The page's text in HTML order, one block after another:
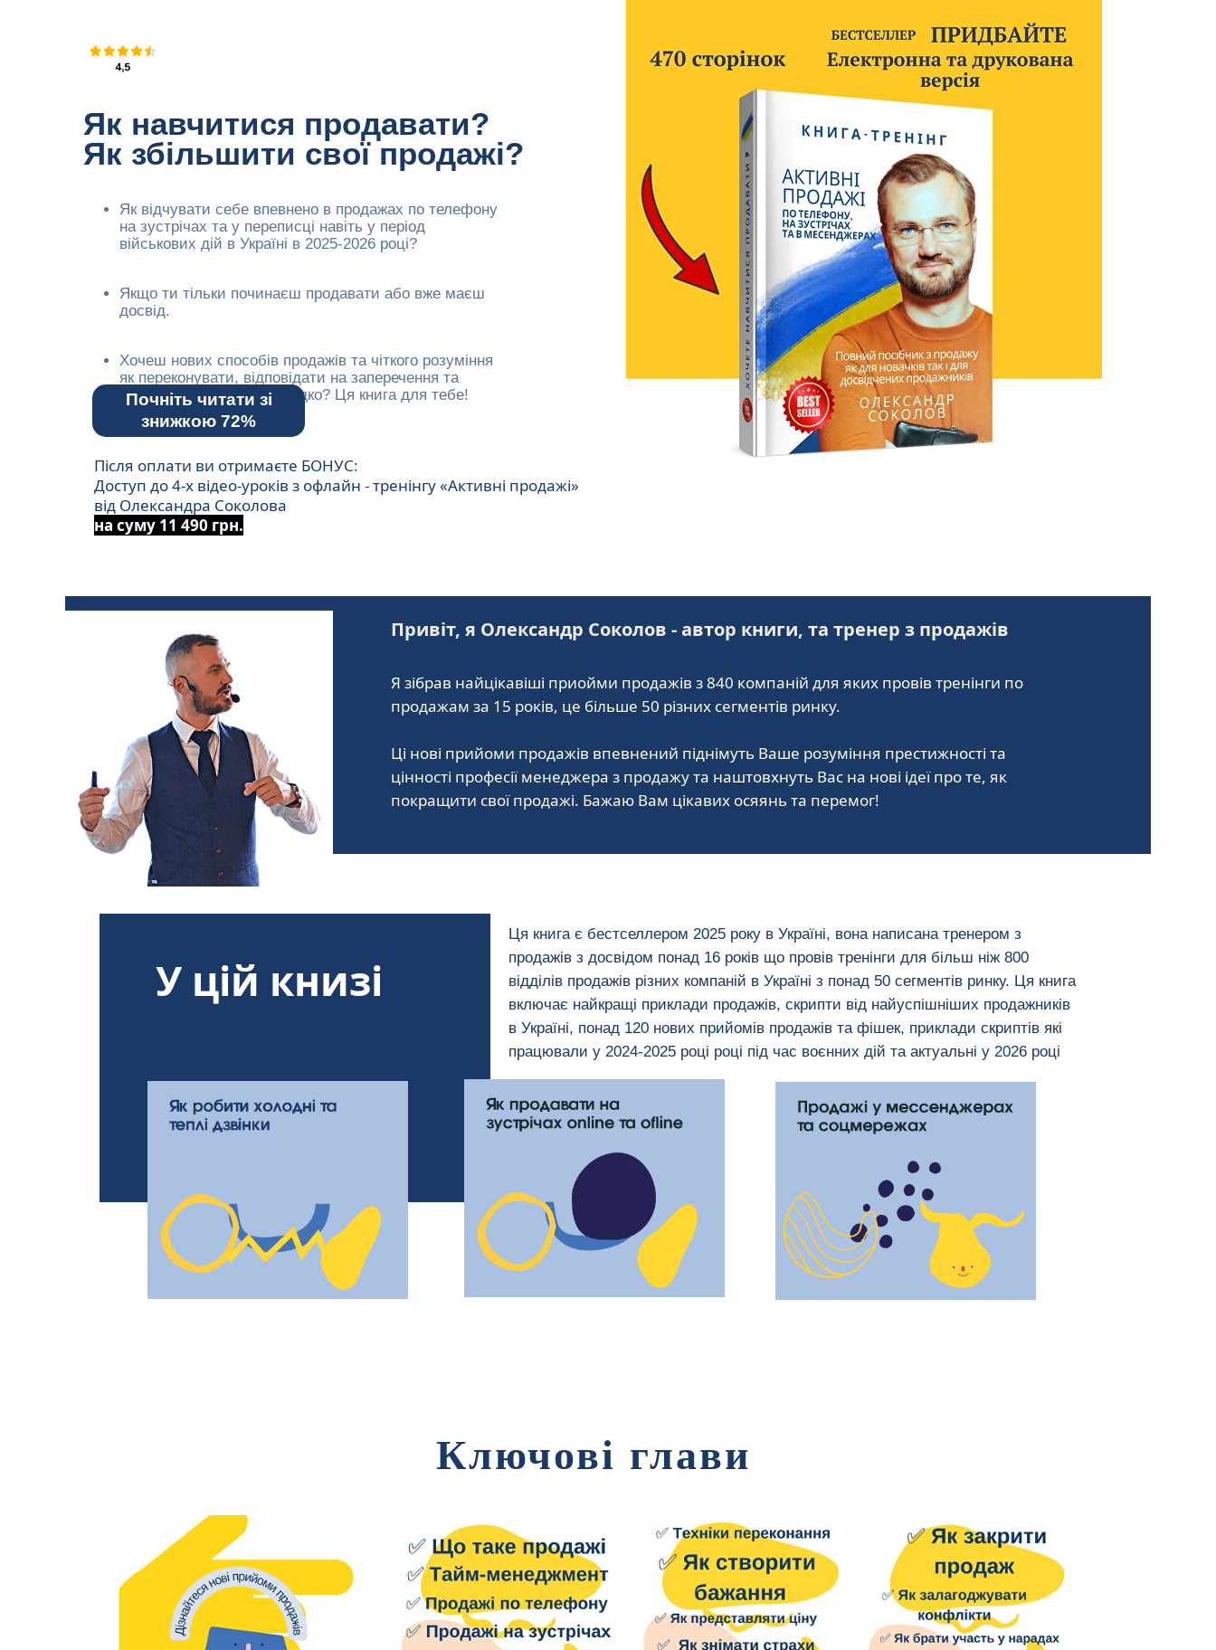
Як навчитися продавати?
Як збільшити свої продажі?
Як відчувати себе впевнено в продажах по телефону
на зустрічах та у переписці навіть у період
військових дій в Україні в 2025-2026 році?
Якщо ти тільки починаєш продавати або вже маєш
досвід.
Хочеш нових способів продажів та чіткого розуміння
як переконувати, відповідати на заперечення та
продавати багато та швидко? Ця книга для тебе!
Почніть читати зі
знижкою 72%
Після оплати ви отримаєте БОНУС:
Доступ до 4-х відео-уроків з офлайн - тренінгу «Активні продажі»
від Олександра Соколова
на суму 11 490 грн.
Привіт, я Олександр Соколов - автор книги, та тренер з продажів
Я зібрав найцікавіші приойми продажів з 840 компаній для яких провів тренінги по
продажам за 15 років, це більше 50 різних сегментів ринку.
Ці нові прийоми продажів впевнений піднімуть Ваше розуміння престижності та
цінності професії менеджера з продажу та наштовхнуть Вас на нові ідеї про те, як
покращити свої продажі. Бажаю Вам цікавих осяянь та перемог!
Ця книга є бестселлером 2025 року в Україні, вона написана тренером з
продажів з досвідом понад 16 років що провів тренінги для більш ніж 800
відділів продажів різних компаній в Україні з понад 50 сегментів ринку. Ця книга
включає найкращі приклади продажів, скрипти від найуспішніших продажників
в Україні, понад 120 нових прийомів продажів та фішек, приклади скриптів які
працювали у 2024-2025 році році під час воєнних дій та актуальні у 2026 році
У цій книзі
сегментів ринку що пройшли навчання у
автора на тренінгах
Ключові глави